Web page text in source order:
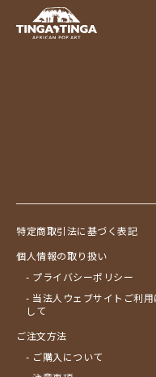
特定商取引法に基づく表記
個人情報の取り扱い
- プライバシーポリシー
- 当法人ウェブサイトご利用
して
ご注文方法
- ご購入について